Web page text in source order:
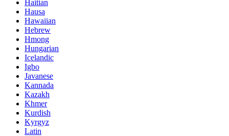
Haitian
Hausa
Hawaiian
Hebrew
Hmong
Hungarian
Icelandic
Igbo
Javanese
Kannada
Kazakh
Khmer
Kurdish
Kyrgyz
Latin